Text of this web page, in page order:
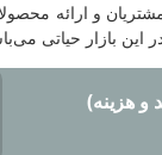
با کیفیت و
طرح